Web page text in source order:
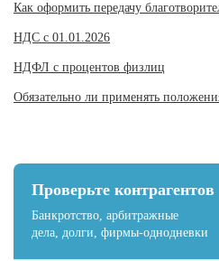
Проверьте контрагентов
Банкротство, арбитражные
дела, долги, фирмы-однодневки
Как оформить передачу
НДС с 01.01.2026
НДФЛ с процентов физлиц
Обязательно ли применять